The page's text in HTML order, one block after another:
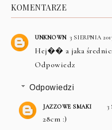
KOMENTARZE
UNKNOWN 3 SIERPNIA
Hej�� a jaka
Odpowiedz
Odpowiedzi
JAZZOWE SMAKI 3
28cm :)